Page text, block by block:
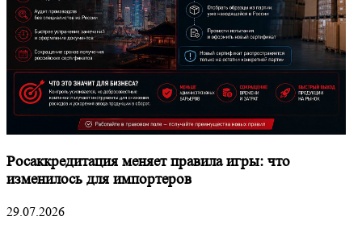
Росаккредитация меняет правила игры: что
изменилось для импортеров
29.07.2026